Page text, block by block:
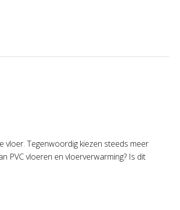
vloer. Tegenwoordig kiezen steeds meer
PVC vloeren en vloerverwarming? Is dit